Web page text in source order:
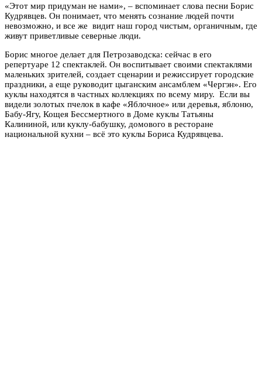
«Этот мир придуман не нами», – вспоминает слова песни Борис
Кудрявцев. Он понимает, что менять сознание людей почти
невозможно, и все же видит наш город чистым, органичным, где
живут приветливые северные люди.
Борис многое делает для Петрозаводска: сейчас в его
репертуаре 12 спектаклей. Он воспитывает своими спектаклями
маленьких зрителей, создает сценарии и режиссирует городские
праздники, а еще руководит цыганским ансамблем «Чергэн». Его
куклы находятся в частных коллекциях по всему миру. Если вы
видели золотых пчелок в кафе «Яблочное» или деревья, яблоню,
Бабу-Ягу, Кощея Бессмертного в Доме куклы Татьяны
Калининой, или куклу-бабушку, домового в ресторане
национальной кухни – всё это куклы Бориса Кудрявцева.